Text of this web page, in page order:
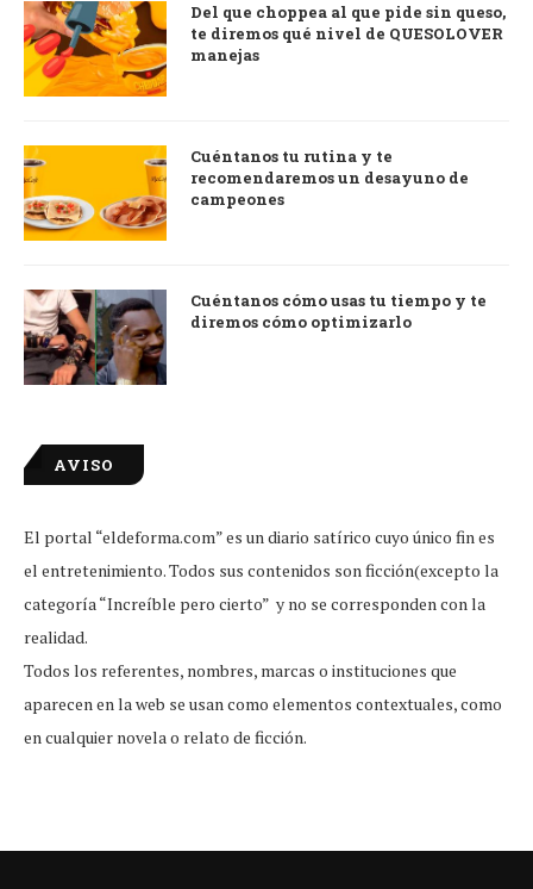
Del que choppea al que pide sin queso,
te diremos qué nivel de QUESOLOVER
manejas
Cuéntanos tu rutina y te
recomendaremos un desayuno de
campeones
Cuéntanos cómo usas tu tiempo y te
diremos cómo optimizarlo
AVISO
El portal “eldeforma.com” es un diario satírico cuyo único fin es
el entretenimiento. Todos sus contenidos son ficción(excepto la
categoría “Increíble pero cierto” y no se corresponden con la
realidad.
Todos los referentes, nombres, marcas o instituciones que
aparecen en la web se usan como elementos contextuales, como
en cualquier novela o relato de ficción.